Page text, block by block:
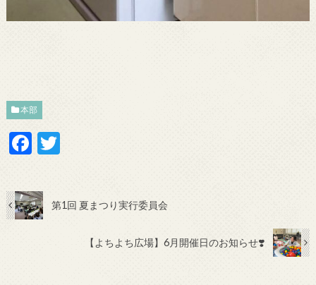
本部
F
e
b
T
er
第1回 夏まつり実行委員会
【よちよち広場】6月開催日のお知らせ❣️